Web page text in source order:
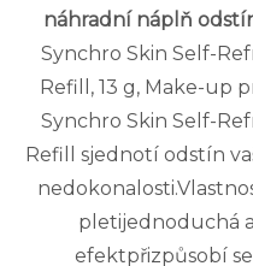
náhradní náplň
Synchro Skin Self-
Refill, 13 g, Make-up
Synchro Skin Self-
Refill sjednotí odstín
pletijednoduchá
efektpřizpůsobí